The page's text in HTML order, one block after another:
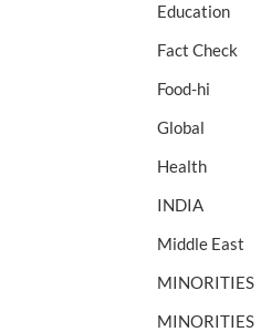
Education
Fact Check
Food-hi
Global
Health
INDIA
Middle East
MINORITIES
MINORITIES